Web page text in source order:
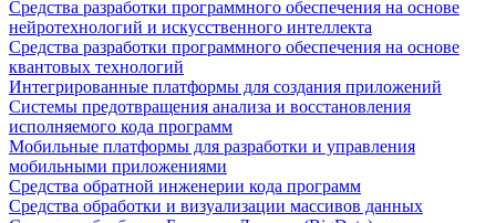
Средства разработки программного обеспечения на основе
нейротехнологий и искусственного интеллекта
Средства разработки программного обеспечения на основе
квантовых технологий
Интегрированные платформы для создания приложений
Системы предотвращения анализа и восстановления
исполняемого кода программ
Мобильные платформы для разработки и управления
мобильными приложениями
Средства обратной инженерии кода программ
Средства обработки и визуализации массивов данных